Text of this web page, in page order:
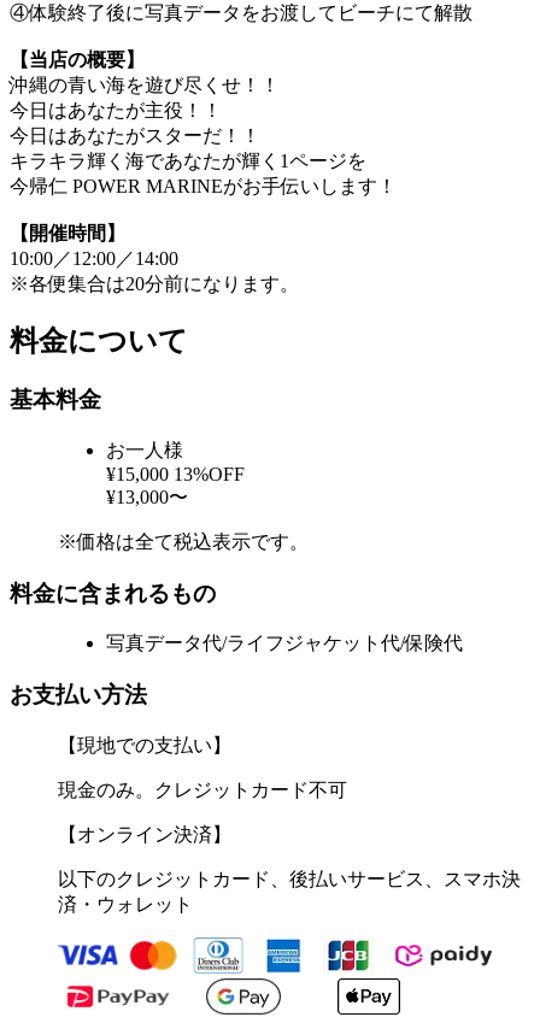
④体験終了後に写真データをお渡してビーチにて解散
【当店の概要】
沖縄の青い海を遊び尽くせ！！
今日はあなたが主役！！
今日はあなたがスターだ！！
キラキラ輝く海であなたが輝く1ページを
今帰仁 POWER MARINEがお手伝いします！
【開催時間】
10:00／12:00／14:00
※各便集合は20分前になります。
料金について
基本料金
お一人様
¥15,000 13%OFF
¥13,000〜
※価格は全て税込表示です。
料金に含まれるもの
写真データ代/ライフジャケット代/保険代
お支払い方法
【現地での支払い】
現金のみ。クレジットカード不可
【オンライン決済】
以下のクレジットカード、後払いサービス、スマホ決
済・ウォレット